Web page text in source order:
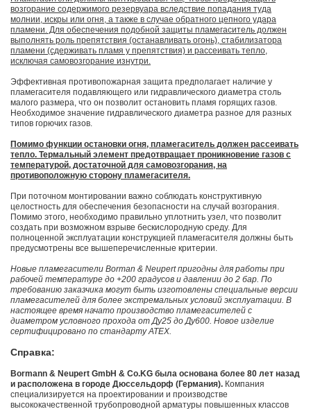
возгорание содержимого резервуара вследствие попадания туда
молнии, искры или огня, а также в случае обратного цепного удара
пламени. Для обеспечения подобной защиты пламегаситель должен
выполнять роль препятствия (останавливать огонь), стабилизатора
пламени (сдерживать пламя у препятствия) и рассеивать тепло,
исключая самовозгорание изнутри.
Эффективная противопожарная защита предполагает наличие у
пламегасителя подавляющего или гидравлического диаметра столь
малого размера, что он позволит остановить пламя горящих газов.
Необходимое значение гидравлического диаметра разное для разных
типов горючих газов.
Помимо функции остановки огня, пламегаситель должен рассеивать
тепло. Термальный элемент предотвращает проникновение газов с
температурой, достаточной для самовозгорания, на
противоположную сторону пламегасителя.
При поточном монтировании важно соблюдать конструктивную
целостность для обеспечения безопасности на случай возгорания.
Помимо этого, необходимо правильно уплотнить узел, что позволит
создать при возможном взрыве бескислородную среду. Для
полноценной эксплуатации конструкцией пламегасителя должны быть
предусмотрены все вышеперечисленные критерии.
Новые пламегасители Borman & Neupert пригодны для работы при
рабочей температуре до +200 градусов и давлении до 2 бар. По
требованию заказчика могут быть изготовлены специальные версии
пламегасителей для более экстремальных условий эксплуатации. В
настоящее время начато производство пламегасителей с
диаметром условного прохода от Ду25 до Ду600. Новое изделие
сертифицировано по стандарту АТЕХ.
Справка:
Bormann & Neupert GmbH & Co.KG была основана более 80 лет назад
и расположена в городе Дюссельдорф (Германия). Компания
специализируется на проектировании и производстве
высококачественной трубопроводной арматуры повышенных классов